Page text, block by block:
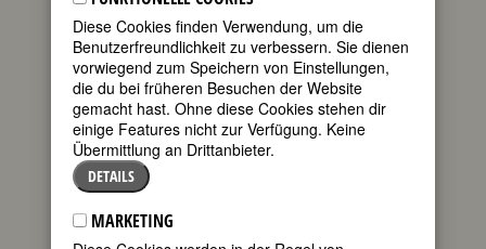
war Camilla
Collett bereits 42 Jahre alt. Es ist jedoch
keineswegs ein erster Schreibversuch –
die Schwester des berühmten
romantischen Dichters Henrik
Wergeland hatte seit 25 Jahren Briefe
und Tagebücher geschrieben. Ihr Stil ist
leicht und flüssig, dabei kraftvoll und
direkt.Die Amtmannstöchter
der erste psychologische und
realistische Tendenzromans
Diese Cookies finden Verwendung, um die
Benutzerfreundlichkeit zu verbessern. Sie dienen
vorwiegend zum Speichern von Einstellungen,
die du bei früheren Besuchen der Website
gemacht hast. Ohne diese Cookies stehen dir
einige Features nicht zur Verfügung. Keine
Übermittlung an Drittanbieter.
DETAILS
MARKETING